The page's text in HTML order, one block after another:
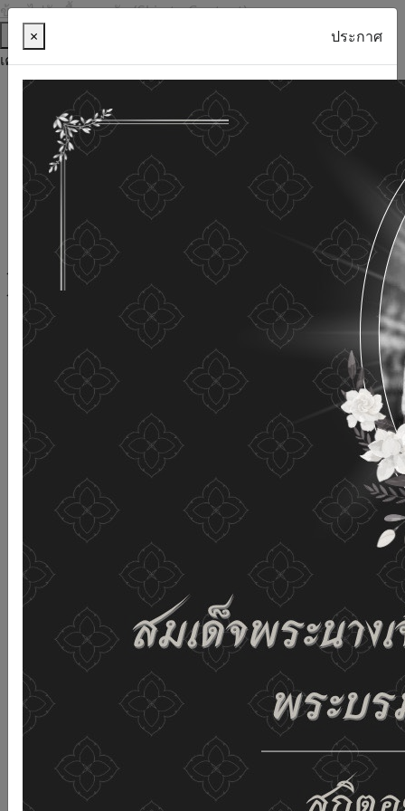
ข้ามไปยังเนื้อหาหลัก (Skip to Content)
ช่วยเหลือ
เครื่องมือการเข้าถึง
ภาษาไทย
ภาษาอังกฤษ
เพิ่มขนาดตัวอักษร
ลดขนาดตัวอักษร
ขนาดตัวอักษรปกติ
ความคมชัดสูง
ความคมชัดเชิงลบ
ความคมชัดปกติ
เปิดอ่านด้วยเสียง
ปิดอ่านด้วยเสียง
ผังเว็บไซต์
เว็บไซต์นี้ใช้คุกกี้ (Cookies)
กรมกิจการผู้สูงอายุ
ให้ความสำคัญต่อข้อมูลส่วนบุคคลของ
ท่าน เพื่อการพัฒนาและปรับปรุงเว็บไซต์ หากท่านใช้บริการ
เว็บไซต์นี้โดยไม่มีการปรับตั้งค่าใดๆ แสดงว่าท่านยินยอมที่จะ
รับคุกกี้บนเว็บไซต์ และนโยบายสิทธิส่วนบุคคลของเรา
ดูรายละเอียด ยอมรับทั้งหมด
02-659-6811 saraban@dop.mail.go.th
เปลี่ยนการแสดงผล
ก-ก
× ประกาศ